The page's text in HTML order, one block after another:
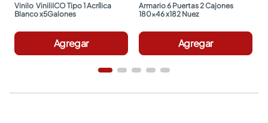
Vinilo  ViniliICO Tipo 1 Acrílica
Blanco x5Galones
Agregar
Armario 6 Puertas 2 Cajones
180x46 x182 Nuez
Agregar